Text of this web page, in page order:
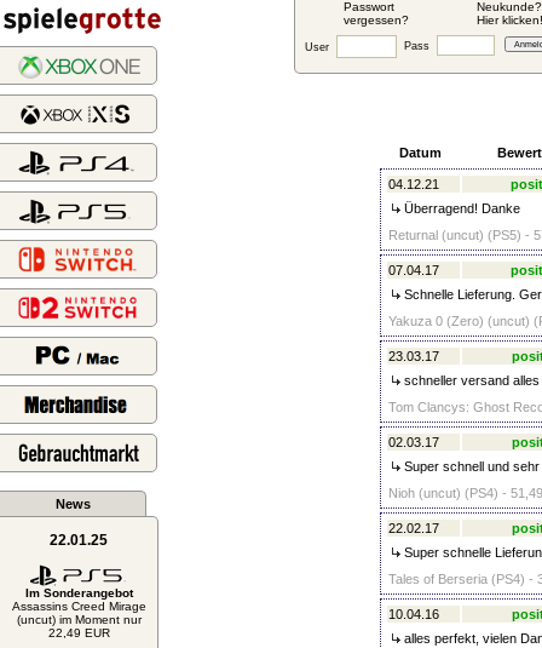
Passwort
vergessen?
Neukunde?
Hier klicken!
User Pass
News
22.01.25
Im Sonderangebot
Assassins Creed Mirage
(uncut) im Moment nur
22,49 EUR
Datum
04.12.21
Überragend! Danke
Returnal (uncut) (PS5) -
07.04.17
Schnelle Lieferung.
Yakuza 0 (Zero) (uncut)
23.03.17
schneller versand
Tom Clancys: Ghost
02.03.17
Super schnell und
Nioh (uncut) (PS4) -
22.02.17
Super schnelle
Tales of Berseria (PS4) -
10.04.16
alles perfekt, vielen